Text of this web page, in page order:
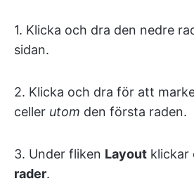
1. Klicka och dra den nedre
sidan.
2. Klicka och dra för att
celler utom den första raden.
3. Under fliken Layout klickar
rader.